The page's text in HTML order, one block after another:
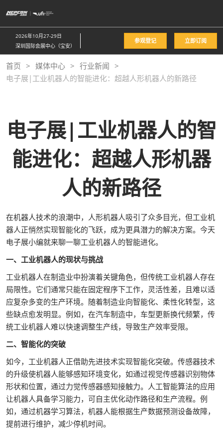
接
跳
至
内
容
2026年10月27-29日
深圳国际会展中心（宝安）
参观登记 立即订阅
首页 媒体中心
行业新闻
电子展|工业机器人的智能进化：超越人形机器人的新路径
电子展|工业机器人的智
能进化：超越人形机器
人的新路径
在机器人技术的浪潮中，人形机器人吸引了众多目光，但工业机
器人正悄然实现智能化的飞跃，成为更具潜力的解决方案。今天
电子展小编就来聊一聊工业机器人的智能进化。
一、工业机器人的现状与挑战
工业机器人在制造业中扮演着关键角色，但传统工业机器人存在
局限性。它们通常只能在固定程序下工作，灵活性差，且难以适
应复杂多变的生产环境。随着制造业向智能化、柔性化转型，这
些缺点愈发明显。例如，在汽车制造中，车型更新换代频繁，传
统工业机器人难以快速调整生产线，导致生产效率受限。
二、智能化的突破
如今，工业机器人正借助先进技术实现智能化突破。传感器技术
的升级使机器人能够感知环境变化，如通过视觉传感器识别物体
形状和位置，通过力觉传感器感知接触力。人工智能算法的应用
让机器人具备学习能力，可自主优化动作路径和生产流程。例
如，通过机器学习算法，机器人能根据生产数据预测设备故障，
提前进行维护，减少停机时间。